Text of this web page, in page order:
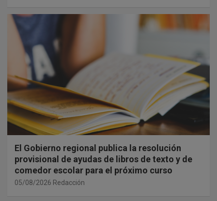
El Gobierno regional publica la resolución
provisional de ayudas de libros de texto y de
comedor escolar para el próximo curso
05/08/2026 Redacción